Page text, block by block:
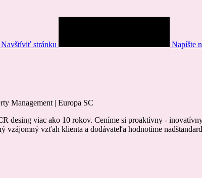
Navštíviť stránku Napíšte
Management | Europa SC
desing viac ako 10 rokov. Ceníme si proaktívny -
vzájomný vzťah klienta a dodávateľa hodnotíme